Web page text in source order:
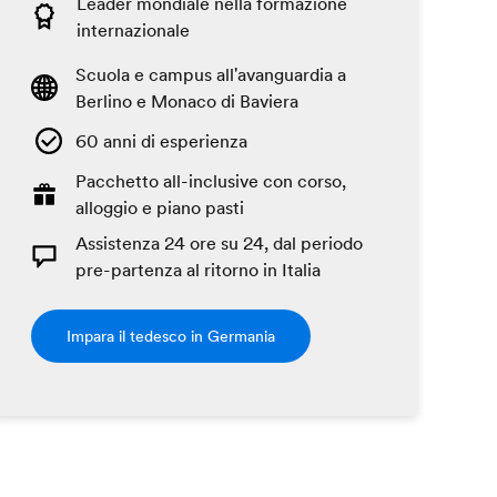
internazionale
Scuola e campus all'avanguardia a
Berlino e Monaco di Baviera
60 anni di esperienza
Pacchetto all-inclusive con corso,
alloggio e piano pasti
Assistenza 24 ore su 24, dal periodo
pre-partenza al ritorno in Italia
Impara il tedesco in Germania